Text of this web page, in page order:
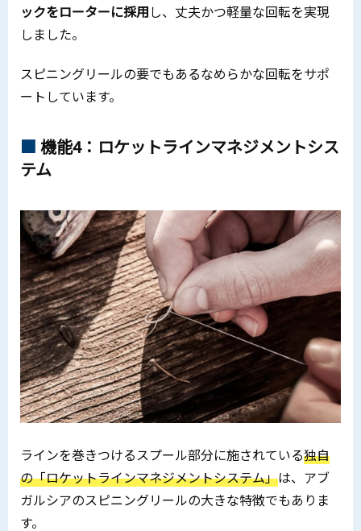
ックをローターに採用し、丈夫かつ軽量な回転を実現
しました。
スピニングリールの要でもあるなめらかな回転をサポ
ートしています。
機能4：ロケットラインマネジメントシス
テム
ラインを巻きつけるスプール部分に施されている独自
の「ロケットラインマネジメントシステム」は、アブ
ガルシアのスピニングリールの大きな特徴でもありま
す。